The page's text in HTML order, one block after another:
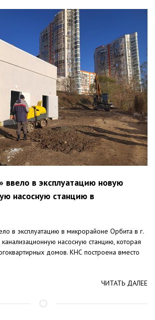
в эксплуатацию новую
насосную станцию в
в эксплуатацию в микрорайоне Орбита в г.
насосную станцию, которая
домов. КНС построена вместо
ЧИТАТЬ ДАЛЕЕ